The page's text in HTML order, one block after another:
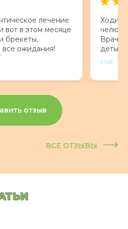
лечение
вот в этом месяце
брекеты,
все ожидания!
мне исправили
Ходим
Врач
ЕЩЕ
ВСЕ ОТЗЫВЫ
отзыв